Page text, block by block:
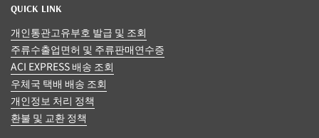
QUICK LINK
개인통관고유부호 발급 및 조회
주류수출업면허 및 주류판매연수증
ACI EXPRESS 배송 조회
우체국 택배 배송 조회
개인정보 처리 정책
환불 및 교환 정책